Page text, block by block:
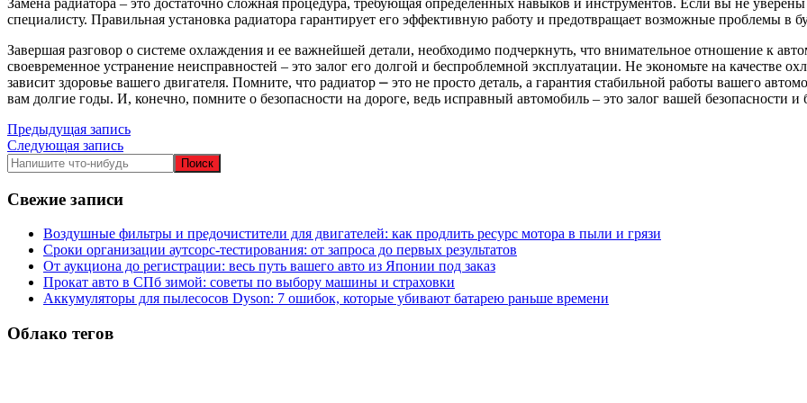
специалисту. Правильная установка радиатора гарантирует его эффективную работу и предотвращает возможные проблемы в
Завершая разговор о системе охлаждения и ее важнейшей детали, необходимо подчеркнуть, что внимательное отношение к
своевременное устранение неисправностей – это залог его долгой и беспроблемной эксплуатации. Не экономьте на качестве
зависит здоровье вашего двигателя. Помните, что радиатор ⎼ это не просто деталь, а гарантия стабильной работы вашего
вам долгие годы. И, конечно, помните о безопасности на дороге, ведь исправный автомобиль – это залог вашей безопасности
Навигация
по
записям
Предыдущая запись
Следующая запись
Свежие записи
Воздушные фильтры и предочистители для двигателей: как продлить ресурс мотора в пыли и грязи
Сроки организации аутсорс‑тестирования: от запроса до первых результатов
От аукциона до регистрации: весь путь вашего авто из Японии под заказ
Прокат авто в СПб зимой: советы по выбору машины и страховки
Аккумуляторы для пылесосов Dyson: 7 ошибок, которые убивают батарею раньше времени
Облако тегов